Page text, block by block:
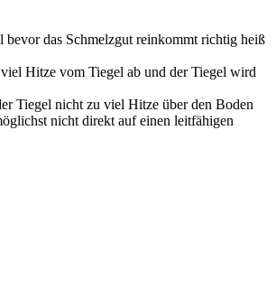
bevor das Schmelzgut reinkommt richtig heiß
Hitze vom Tiegel ab und der Tiegel wird
Tiegel nicht zu viel Hitze über den Boden
nicht direkt auf einen leitfähigen